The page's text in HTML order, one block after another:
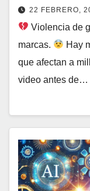
22 FEBRERO,
Violencia de
marcas.
Hay
que afectan a
video antes de…